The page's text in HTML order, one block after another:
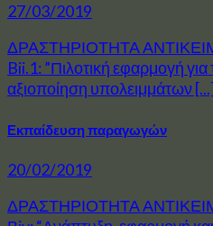
27/03/2019
ΔΡΑΣΤΗΡΙΟΤΗΤΑ
Bii.1: ”Πιλοτική εφαρμογή για
αξιοποίηση υπολειμμάτων
Εκπαίδευση παραγωγών
20/02/2019
ΔΡΑΣΤΗΡΙΟΤΗΤΑ